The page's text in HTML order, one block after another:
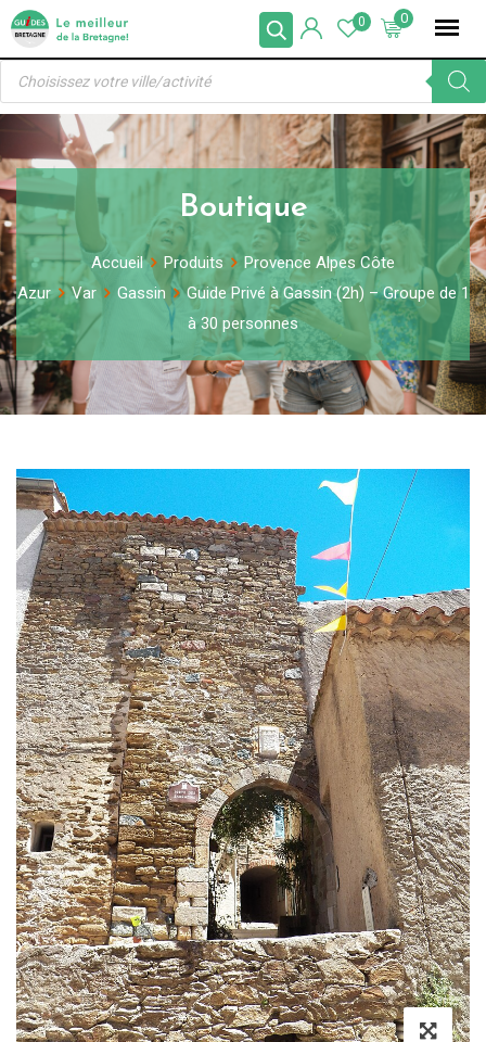
Skip
content
0
0
Recherche
produits
Boutique
Accueil Produits
Provence Alpes Côte
Azur
Var Gassin
Guide Privé à Gassin (2h) – Groupe de 1
à 30 personnes